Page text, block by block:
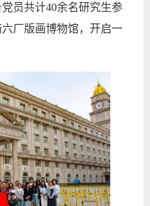
员共计40余名研究生参
厂版画博物馆，开启一